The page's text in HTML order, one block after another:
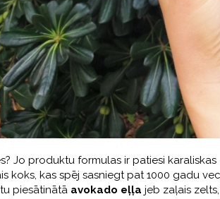
Jo produktu formulas ir patiesi
koks, kas spēj sasniegt pat 1000 gadu
piesātinātā avokado eļļa jeb zaļais zelts,